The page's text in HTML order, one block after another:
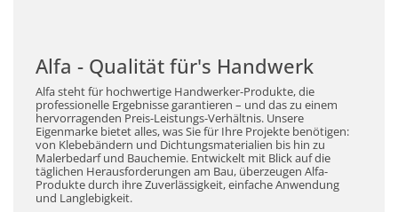
Alfa - Qualität für's Handwerk
Alfa steht für hochwertige Handwerker-Produkte, die
professionelle Ergebnisse garantieren – und das zu einem
hervorragenden Preis-Leistungs-Verhältnis. Unsere
Eigenmarke bietet alles, was Sie für Ihre Projekte benötigen:
von Klebebändern und Dichtungsmaterialien bis hin zu
Malerbedarf und Bauchemie. Entwickelt mit Blick auf die
täglichen Herausforderungen am Bau, überzeugen Alfa-
Produkte durch ihre Zuverlässigkeit, einfache Anwendung
und Langlebigkeit.